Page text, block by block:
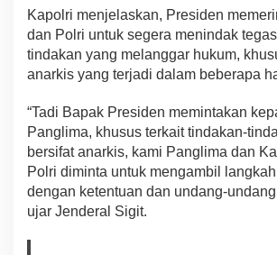
t
a
s
i
A
s
A
n
a
r
k
i
Kapolri menjelaskan, Presiden
dan Polri untuk segera menindak
tindakan yang melanggar hukum,
anarkis yang terjadi dalam beberapa
“Tadi Bapak Presiden memintakan
Panglima, khusus terkait tindakan-
bersifat anarkis, kami Panglima dan
Polri diminta untuk mengambil
dengan ketentuan dan undang-
ujar Jenderal Sigit.